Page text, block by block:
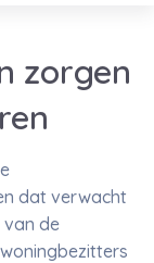
zorgen
dat verwacht
van de